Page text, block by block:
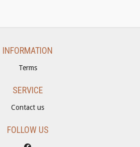
INFORMATION
Terms
SERVICE
Contact us
FOLLOW US